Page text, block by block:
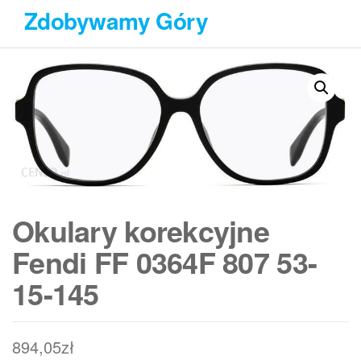
Przejdź
treści
Zdobywamy Góry
Okulary korekcyjne
Fendi FF 0364F 807 53-
15-145
894,05zł